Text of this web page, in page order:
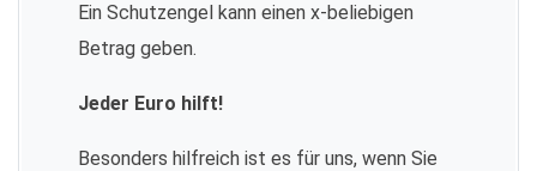
Ein Schutzengel kann einen x-beliebigen
Betrag geben.
Jeder Euro hilft!
Besonders hilfreich ist es für uns, wenn Sie